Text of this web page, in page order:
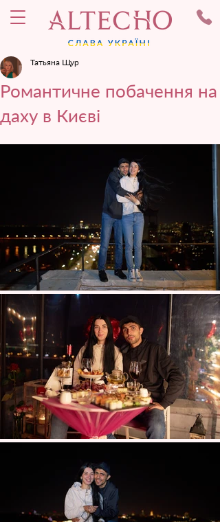
Романтичне побачення на
даху в Києві
Татьяна Щур